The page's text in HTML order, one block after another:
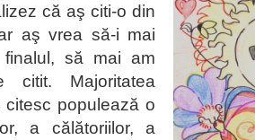
că aş citi-o din
aş vrea să-i mai
finalul, să mai am
citit. Majoritatea
populează o
a călătoriilor, a